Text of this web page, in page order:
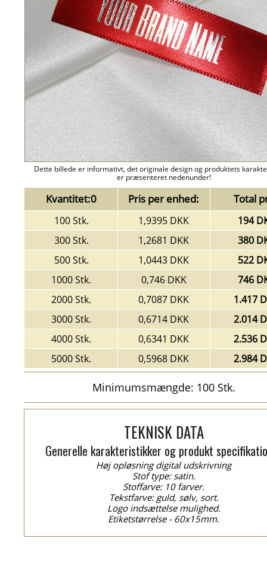
Dette billede er informativt, det originale design og produktets
er præsenteret nedenunder!
Kvantitet:0 Pris per enhed: Total
100 Stk. 1,9395 DKK
194
300 Stk.
1,2681 DKK
380
500 Stk.
1,0443 DKK
522
1000 Stk.
0,746 DKK
746
2000 Stk.
0,7087 DKK
1.417
3000 Stk.
0,6714 DKK
2.014
4000 Stk.
0,6341 DKK
2.536
5000 Stk.
0,5968 DKK 2.984
Minimumsmængde: 100 Stk.
TEKNISK DATA
Generelle karakteristikker og produkt
Høj opløsning digital udskrivning
Stof type: satin.
Stoffarve: 10 farver.
Tekstfarve: guld, sølv, sort.
Logo indsættelse mulighed.
Etiketstørrelse - 60x15mm.